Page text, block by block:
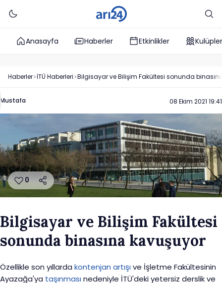
Anasayfa Haberler Etkinlikler Kulüpler
Haberler İTÜ Haberleri Bilgisayar ve Bilişim Fakültesi sonunda
Mustafa 08 Ekim 2021 19:41
0
Bilgisayar ve Bilişim Fakültesi
sonunda binasına kavuşuyor
Özellikle son yıllarda kontenjan artışıve İşletme Fakültesinin
Ayazağa'ya taşınmasınedeniyle İTÜ'deki yetersiz derslik ve